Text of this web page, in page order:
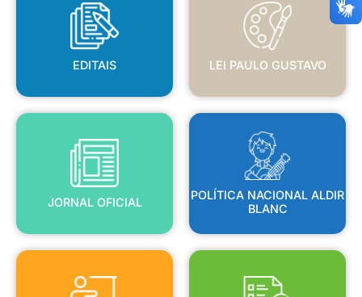
EDITAIS
EDITAIS
LEI PAULO GUSTAVO
LEI PAULO GUSTAVO
JORNAL OFICIAL
JORNAL OFICIAL
POLÍTICA NACIONAL ALDIR
BLANC
POLÍTICA NACIONAL ALDIR
BLANC
OFICINAS EDITAIS DE FOMENTO